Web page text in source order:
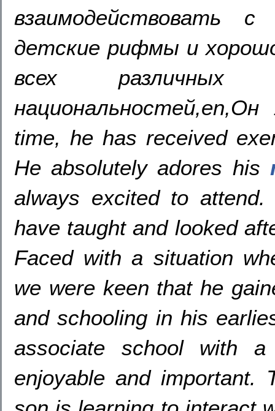
взаимодействовать
детские рифмы и
всех
time, he has received
He absolutely adores his
always excited to
have taught and looked
Faced with a situation
we were keen that he
and schooling in his
associate school with
enjoyable and important.